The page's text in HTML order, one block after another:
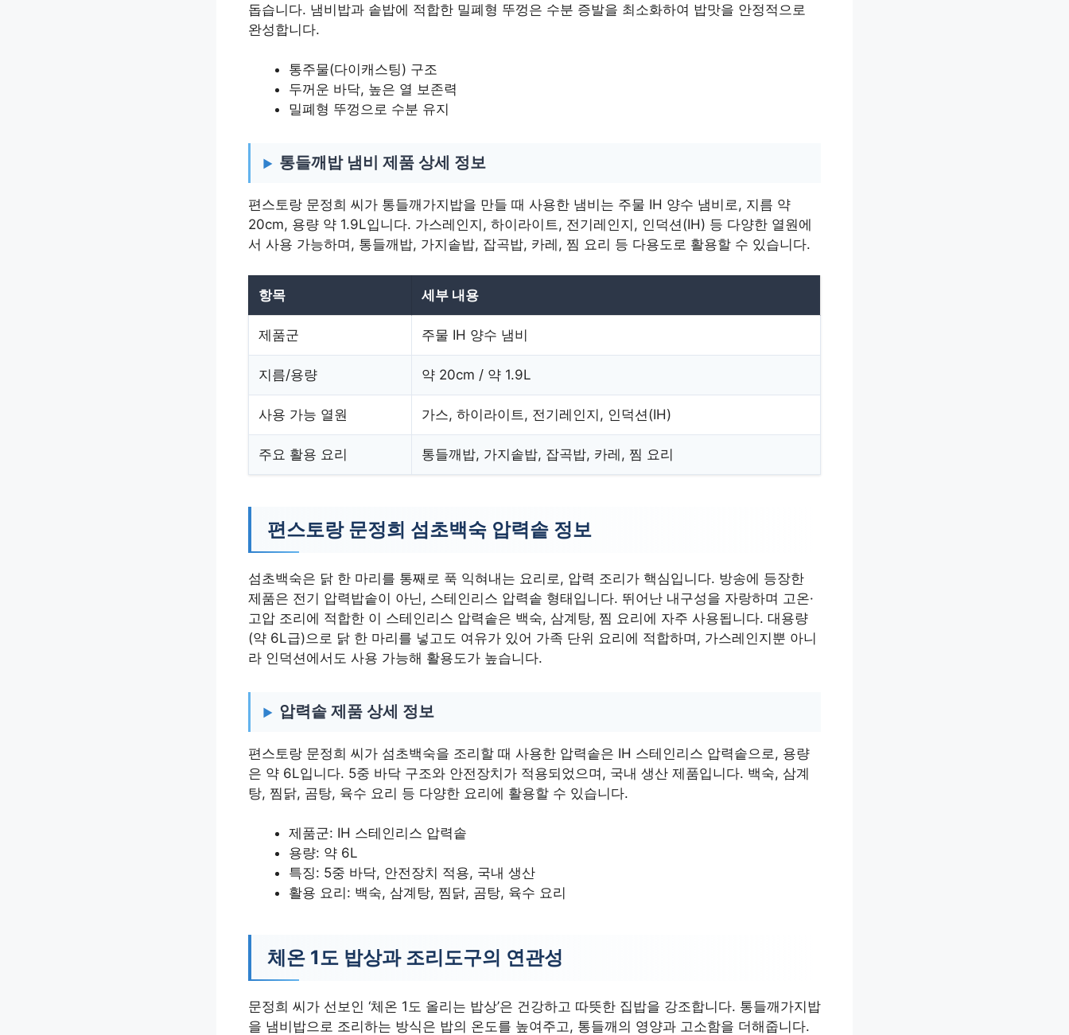
돕습니다. 냄비밥과 솥밥에 적합한 밀폐형 뚜껑은 수분 증발을 최소화하여 밥맛을 안정적으로
완성합니다.
통주물(다이캐스팅) 구조
두꺼운 바닥, 높은 열 보존력
밀폐형 뚜껑으로 수분 유지
통들깨밥 냄비 제품 상세 정보
편스토랑 문정희 씨가 통들깨가지밥을 만들 때 사용한 냄비는 주물 IH 양수 냄비로, 지름 약
20cm, 용량 약 1.9L입니다. 가스레인지, 하이라이트, 전기레인지, 인덕션(IH) 등 다양한 열원에
서 사용 가능하며, 통들깨밥, 가지솥밥, 잡곡밥, 카레, 찜 요리 등 다용도로 활용할 수 있습니다.
항목 세부 내용
제품군 주물 IH 양수 냄비
지름/용량 약 20cm / 약 1.9L
사용 가능 열원 가스, 하이라이트, 전기레인지, 인덕션(IH)
주요 활용 요리 통들깨밥, 가지솥밥, 잡곡밥, 카레, 찜 요리
편스토랑 문정희 섬초백숙 압력솥 정보
섬초백숙은 닭 한 마리를 통째로 푹 익혀내는 요리로, 압력 조리가 핵심입니다. 방송에 등장한
제품은 전기 압력밥솥이 아닌, 스테인리스 압력솥 형태입니다. 뛰어난 내구성을 자랑하며 고온·
고압 조리에 적합한 이 스테인리스 압력솥은 백숙, 삼계탕, 찜 요리에 자주 사용됩니다. 대용량
(약 6L급)으로 닭 한 마리를 넣고도 여유가 있어 가족 단위 요리에 적합하며, 가스레인지뿐 아니
라 인덕션에서도 사용 가능해 활용도가 높습니다.
압력솥 제품 상세 정보
편스토랑 문정희 씨가 섬초백숙을 조리할 때 사용한 압력솥은 IH 스테인리스 압력솥으로, 용량
은 약 6L입니다. 5중 바닥 구조와 안전장치가 적용되었으며, 국내 생산 제품입니다. 백숙, 삼계
탕, 찜닭, 곰탕, 육수 요리 등 다양한 요리에 활용할 수 있습니다.
제품군: IH 스테인리스 압력솥
용량: 약 6L
특징: 5중 바닥, 안전장치 적용, 국내 생산
활용 요리: 백숙, 삼계탕, 찜닭, 곰탕, 육수 요리
체온 1도 밥상과 조리도구의 연관성
문정희 씨가 선보인 ‘체온 1도 올리는 밥상’은 건강하고 따뜻한 집밥을 강조합니다. 통들깨가지밥
을 냄비밥으로 조리하는 방식은 밥의 온도를 높여주고, 통들깨의 영양과 고소함을 더해줍니다.